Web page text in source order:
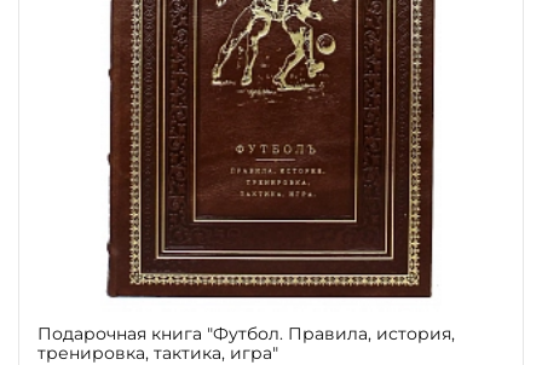
Подарочная книга "Футбол. Правила, история,
тренировка, тактика, игра"